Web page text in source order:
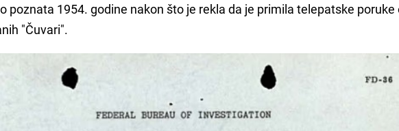
poznata 1954. godine nakon što je rekla da je primila telepatske poruke
"Čuvari".